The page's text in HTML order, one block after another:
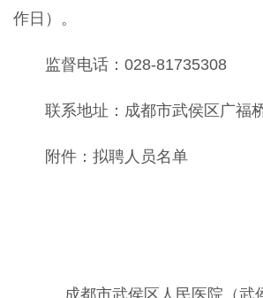
作日）。
监督电话：028-81735308
联系地址：成都市武侯区广福
附件：拟聘人员名单
成都市武侯区人民医院（武